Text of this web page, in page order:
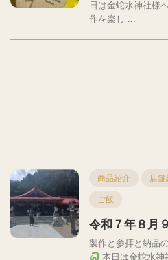
日は金蛇水神社様
作を楽し ...
商品紹介 店
ご飯
令和７年８月
製作と参拝と納品
本日は金蛇水神